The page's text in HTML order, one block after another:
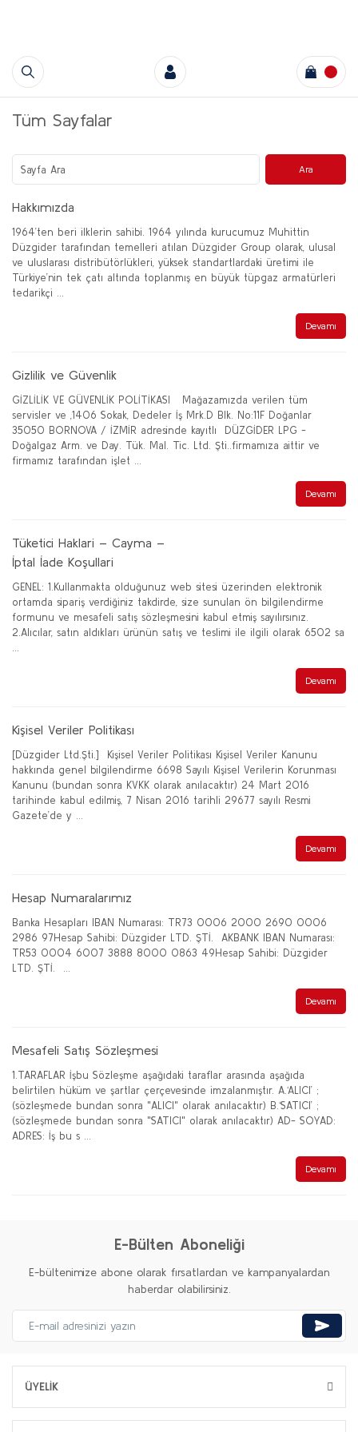
Tüm Sayfalar
Hakkımızda
1964’ten beri ilklerin sahibi. 1964 yılında kurucumuz Muhittin
Düzgider tarafından temelleri atılan Düzgider Group olarak, ulusal
ve uluslarası distribütörlükleri, yüksek standartlardaki üretimi ile
Türkiye’nin tek çatı altında toplanmış en büyük tüpgaz armatürleri
tedarikçi ...
Devamı
Gizlilik ve Güvenlik
GİZLİLİK VE GÜVENLİK POLİTİKASI Mağazamızda verilen tüm
servisler ve ,1406 Sokak, Dedeler İş Mrk.D Blk. No:11F Doğanlar
35050 BORNOVA / İZMİR adresinde kayıtlı DÜZGİDER LPG -
Doğalgaz Arm. ve Day. Tük. Mal. Tic. Ltd. Şti..firmamıza aittir ve
firmamız tarafından işlet ...
Devamı
Tüketici Haklari – Cayma –
İptal İade Koşullari
GENEL: 1.Kullanmakta olduğunuz web sitesi üzerinden elektronik
ortamda sipariş verdiğiniz takdirde, size sunulan ön bilgilendirme
formunu ve mesafeli satış sözleşmesini kabul etmiş sayılırsınız.
2.Alıcılar, satın aldıkları ürünün satış ve teslimi ile ilgili olarak 6502 sa
...
Devamı
Kişisel Veriler Politikası
[Düzgider Ltd.Şti.] Kişisel Veriler Politikası Kişisel Veriler Kanunu
hakkında genel bilgilendirme 6698 Sayılı Kişisel Verilerin Korunması
Kanunu (bundan sonra KVKK olarak anılacaktır) 24 Mart 2016
tarihinde kabul edilmiş, 7 Nisan 2016 tarihli 29677 sayılı Resmi
Gazete’de y ...
Devamı
Hesap Numaralarımız
Banka Hesapları IBAN Numarası: TR73 0006 2000 2690 0006
2986 97Hesap Sahibi: Düzgider LTD. ŞTİ. AKBANK IBAN Numarası:
TR53 0004 6007 3888 8000 0863 49Hesap Sahibi: Düzgider
LTD. ŞTİ. ...
Devamı
Mesafeli Satış Sözleşmesi
1.TARAFLAR İşbu Sözleşme aşağıdaki taraflar arasında aşağıda
belirtilen hüküm ve şartlar çerçevesinde imzalanmıştır. A.‘ALICI’ ;
(sözleşmede bundan sonra "ALICI" olarak anılacaktır) B.‘SATICI’ ;
(sözleşmede bundan sonra "SATICI" olarak anılacaktır) AD- SOYAD:
ADRES: İş bu s ...
Devamı
E-Bülten Aboneliği
E-bültenimize abone olarak fırsatlardan ve kampanyalardan
haberdar olabilirsiniz.
ÜYELİK